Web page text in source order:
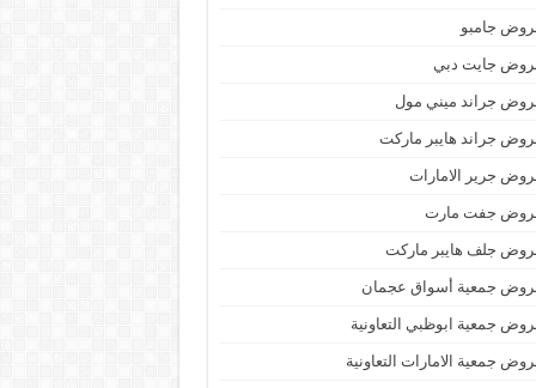
جامبو
جايت دبي
جراند ميني مول
جراند هايبر ماركت
جرير الامارات
جفت مارت
جلف هايبر ماركت
جمعية أسواق عجمان
جمعية ابوظبي التعاونية
جمعية الامارات التعاونية